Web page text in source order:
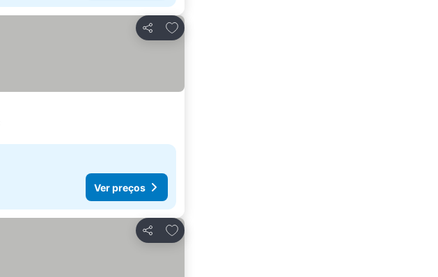
Partilhar
Adicionar aos favoritos
Ver preços
Partilhar
Adicionar aos favoritos